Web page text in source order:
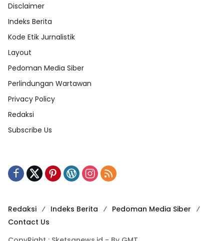
Disclaimer
Indeks Berita
Kode Etik Jurnalistik
Layout
Pedoman Media Siber
Perlindungan Wartawan
Privacy Policy
Redaksi
Subscribe Us
Redaksi Indeks Berita
Pedoman Media Siber
Contact Us